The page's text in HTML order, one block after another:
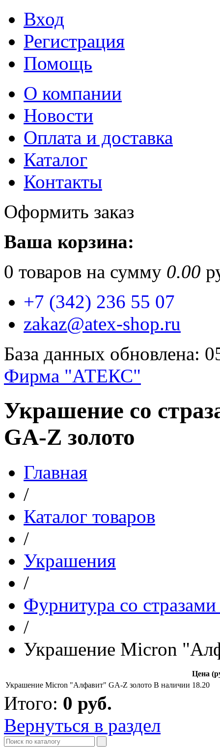
Вход
Регистрация
Помощь
О компании
Новости
Оплата и доставка
Каталог
Контакты
Оформить заказ
Ваша корзина:
0 товаров на сумму 0.00
+7 (342) 236 55 07
zakaz@atex-shop.ru
База данных обновлена:
Фирма "АТЕКС"
Украшение со
GA-Z золото
Главная
/
Каталог товаров
/
Украшения
/
Фурнитура со
/
Украшение Micron
Цена
Украшение Micron "Алфавит" GA-Z золото В наличии 18.20
Итого: 0 руб.
Вернуться в раздел